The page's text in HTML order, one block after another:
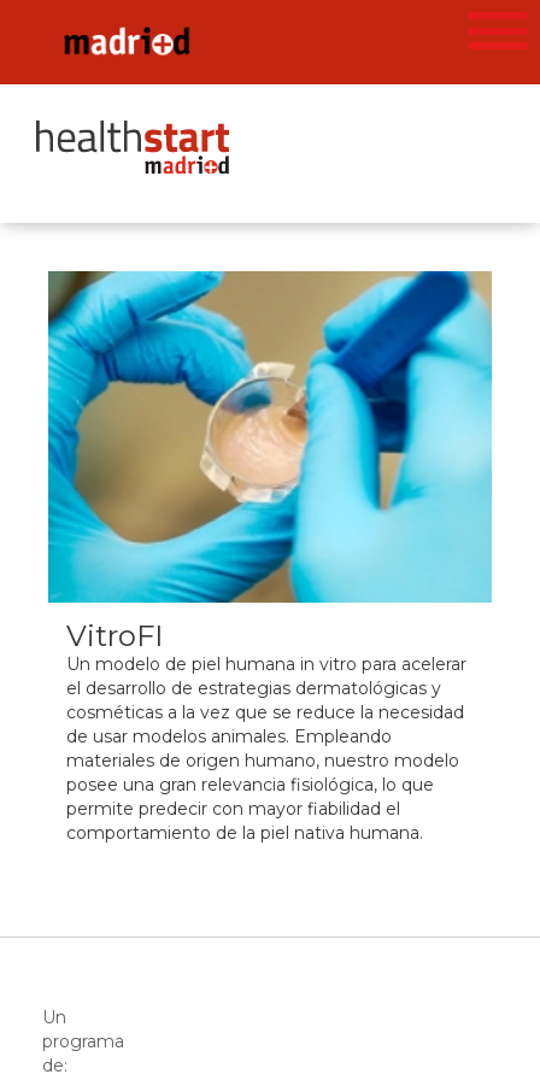
VitroFI
Un modelo de piel humana in vitro para acelerar
el desarrollo de estrategias dermatológicas y
cosméticas a la vez que se reduce la necesidad
de usar modelos animales. Empleando
materiales de origen humano, nuestro modelo
posee una gran relevancia fisiológica, lo que
permite predecir con mayor fiabilidad el
comportamiento de la piel nativa humana.
Un
programa
de: